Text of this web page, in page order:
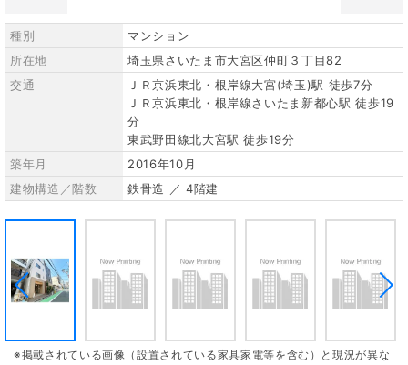
種別
マンション
所在地
埼玉県さいたま市大宮区仲町３丁目82
交通
ＪＲ京浜東北・根岸線大宮(埼玉)駅 徒歩7分
ＪＲ京浜東北・根岸線さいたま新都心駅 徒歩19
分
東武野田線北大宮駅 徒歩19分
築年月
2016年10月
建物構造／階数
鉄骨造 ／ 4階建
※掲載されている画像（設置されている家具家電等を含む）と現況が異な